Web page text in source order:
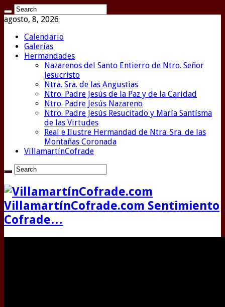
agosto, 8, 2026
Calendario
Galerías
Hermandades
Nazarenos del Santo Entierro de Ntro. Señor
Jesucristo
Ntra. Sra. de las Angustias
Ntro. Padre Jesús de la Paz y de la Caridad
Ntro. Padre Jesús Nazareno
Ntro. Padre Jesús Resucitado y María Santísma
de las Virtudes
Real e Ilustre Hermandad de Ntra. Sra. de las
Montañas Coronada
VillamartínCofrade
VillamartínCofrade.com Sentimiento
Cofrade…